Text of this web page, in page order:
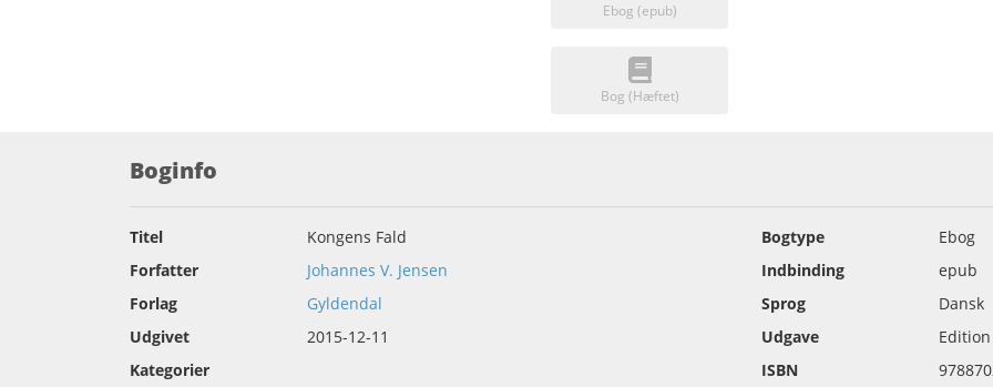
Ebog (epub)
Bog (Hæftet)
Boginfo
Titel
Kongens Fald
Forfatter
Johannes V. Jensen
Forlag
Gyldendal
Udgivet
2015-12-11
Kategorier
Bogtype
Ebog
Indbinding
epub
Sprog
Dansk
Udgave
Edition
ISBN